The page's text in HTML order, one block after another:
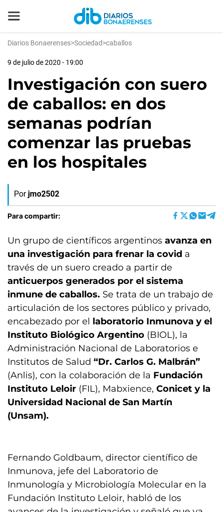
Diarios Bonaerenses>Sociedad>caballos
9 de julio de 2020 - 19:00
Investigación con suero
de caballos: en dos
semanas podrían
comenzar las pruebas
en los hospitales
Por jmo2502
Para compartir:
Un grupo de científicos argentinos avanza en
una investigación para frenar la covid a
través de un suero creado a partir de
anticuerpos generados por el sistema
inmune de caballos. Se trata de un trabajo de
articulación de los sectores público y privado,
encabezado por el laboratorio Inmunova y el
Instituto Biológico Argentino (BIOL), la
Administración Nacional de Laboratorios e
Institutos de Salud “Dr. Carlos G. Malbrán”
(Anlis), con la colaboración de la Fundación
Instituto Leloir (FIL), Mabxience, Conicet y la
Universidad Nacional de San Martín
(Unsam).
Fernando Goldbaum, director científico de
Inmunova, jefe del Laboratorio de
Inmunología y Microbiología Molecular en la
Fundación Instituto Leloir, habló de los